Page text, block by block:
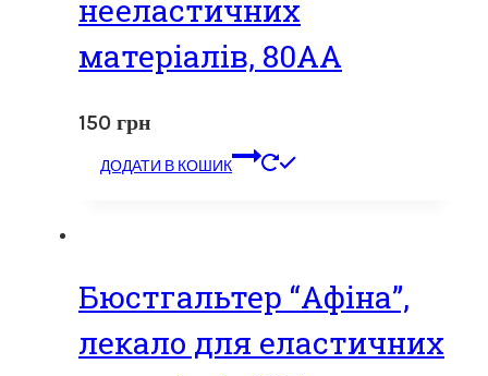
нееластичних
матеріалів, 80АА
150 грн
ДОДАТИ В КОШИК
Бюстгальтер “Афіна”,
лекало для еластичних